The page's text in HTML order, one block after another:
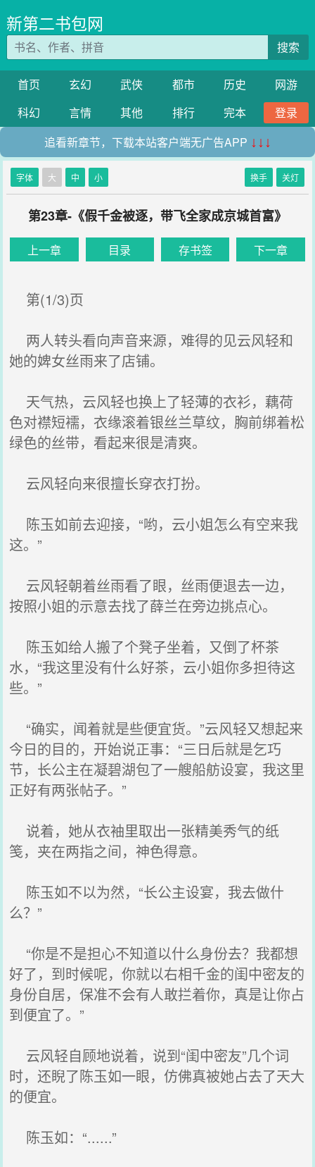
新第二书包网
搜索
首页 玄幻 武侠 都市 历史
网游
科幻
言情 其他 排行 完本
登录
追看新章节，下载本站客户端无广告APP ↓↓↓
字体 大 中 小 换手 关灯
第23章-《假千金被逐，带飞全家成京城首富》
上一章 目录 存书签 下一章
第(1/3)页
两人转头看向声音来源，难得的见云风轻和
她的婢女丝雨来了店铺。
天气热，云风轻也换上了轻薄的衣衫，藕荷
色对襟短襦，衣缘滚着银丝兰草纹，胸前绑着松
绿色的丝带，看起来很是清爽。
云风轻向来很擅长穿衣打扮。
陈玉如前去迎接，“哟，云小姐怎么有空来我
这。”
云风轻朝着丝雨看了眼，丝雨便退去一边，
按照小姐的示意去找了薛兰在旁边挑点心。
陈玉如给人搬了个凳子坐着，又倒了杯茶
水，“我这里没有什么好茶，云小姐你多担待这
些。”
“确实，闻着就是些便宜货。”云风轻又想起来
今日的目的，开始说正事：“三日后就是乞巧
节，长公主在凝碧湖包了一艘船舫设宴，我这里
正好有两张帖子。”
说着，她从衣袖里取出一张精美秀气的纸
笺，夹在两指之间，神色得意。
陈玉如不以为然，“长公主设宴，我去做什
么？”
“你是不是担心不知道以什么身份去？我都想
好了，到时候呢，你就以右相千金的闺中密友的
身份自居，保准不会有人敢拦着你，真是让你占
到便宜了。”
云风轻自顾地说着，说到“闺中密友”几个词
时，还睨了陈玉如一眼，仿佛真被她占去了天大
的便宜。
陈玉如：“......”